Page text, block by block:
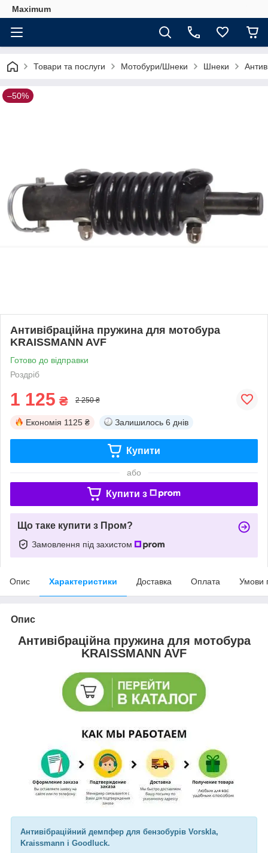
Maximum
Товари та послуги Мотобури/Шнеки Шнеки
–50%
Антивібраційна пружина для мотобура
KRAISSMANN AVF
Готово до відправки
Роздріб
1 125 ₴ 2 250 ₴
Економія 1125 ₴ Залишилось 6 днів
Купити
або
Купити з
Що таке купити з Пром?
Замовлення під захистом
Опис Характеристики Доставка Оплата Умови
Опис
Антивібраційна пружина для мотобура
KRAISSMANN AVF
Антивібраційний демпфер для бензобурів Vorskla,
Kraissmann і Goodluck.